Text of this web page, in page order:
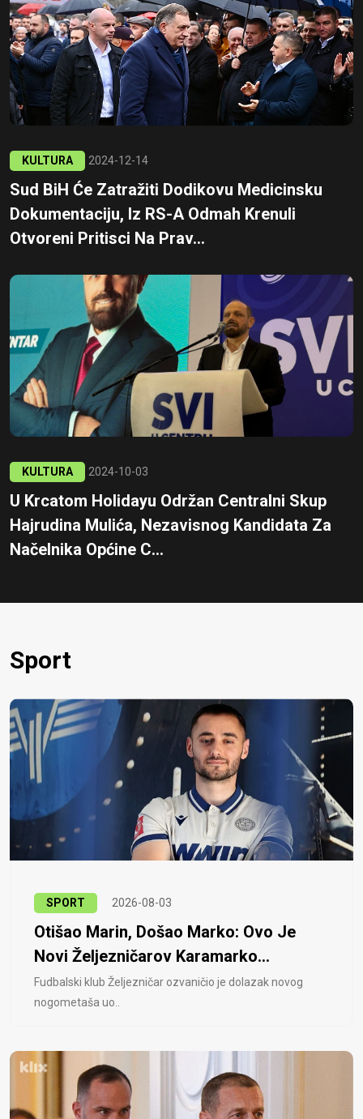
KULTURA 2024-12-14
Sud BiH Će Zatražiti Dodikovu Medicinsku
Dokumentaciju, Iz RS-A Odmah Krenuli
Otvoreni Pritisci Na Prav...
KULTURA 2024-10-03
U Krcatom Holidayu Održan Centralni Skup
Hajrudina Mulića, Nezavisnog Kandidata Za
Načelnika Općine C...
Sport
SPORT 2026-08-03
Otišao Marin, Došao Marko: Ovo Je
Novi Željezničarov Karamarko...
Fudbalski klub Željezničar ozvaničio je dolazak novog
nogometaša uo..